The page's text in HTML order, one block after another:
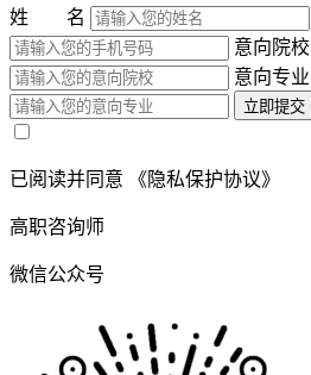
姓 名
意向院校
意向专业
立即提交
已阅读并同意 《隐私保护协议》
高职咨询师
微信公众号